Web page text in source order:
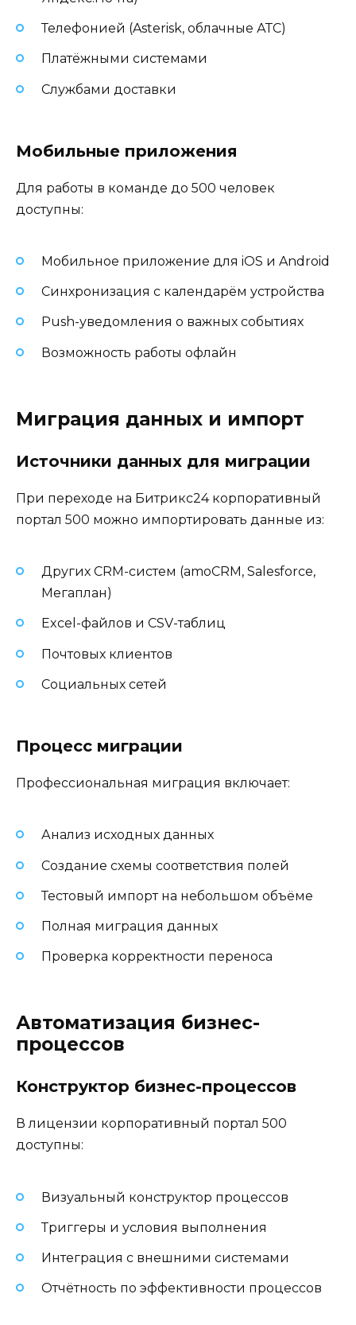
Телефонией (Asterisk, облачные АТС)
Платёжными системами
Службами доставки
Мобильные приложения
Для работы в команде до 500 человек
доступны:
Мобильное приложение для iOS и Android
Синхронизация с календарём устройства
Push-уведомления о важных событиях
Возможность работы офлайн
Миграция данных и импорт
Источники данных для миграции
При переходе на Битрикс24 корпоративный
портал 500 можно импортировать данные из:
Других CRM-систем (amoCRM, Salesforce,
Мегаплан)
Excel-файлов и CSV-таблиц
Почтовых клиентов
Социальных сетей
Процесс миграции
Профессиональная миграция включает:
Анализ исходных данных
Создание схемы соответствия полей
Тестовый импорт на небольшом объёме
Полная миграция данных
Проверка корректности переноса
Автоматизация бизнес-
процессов
Конструктор бизнес-процессов
В лицензии корпоративный портал 500
доступны:
Визуальный конструктор процессов
Триггеры и условия выполнения
Интеграция с внешними системами
Отчётность по эффективности процессов